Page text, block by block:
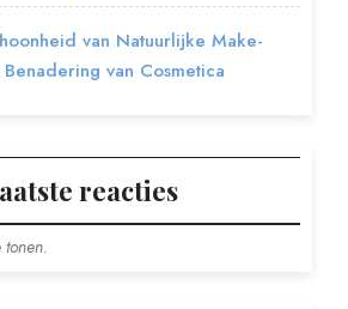
van Natuurlijke Make-
van Cosmetica
reacties